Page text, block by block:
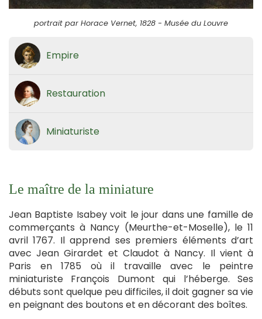
portrait par Horace Vernet, 1828 - Musée du Louvre
Empire
Restauration
Miniaturiste
Le maître de la miniature
Jean Baptiste Isabey voit le jour dans une famille de
commerçants à Nancy (Meurthe-et-Moselle), le 11
avril 1767. Il apprend ses premiers éléments d’art
avec Jean Girardet et Claudot à Nancy. Il vient à
Paris en 1785 où il travaille avec le peintre
miniaturiste François Dumont qui l’héberge. Ses
débuts sont quelque peu difficiles, il doit gagner sa vie
en peignant des boutons et en décorant des boîtes.